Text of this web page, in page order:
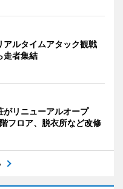
アルタイムアタック観戦
者集結
がリニューアルオープ
フロア、脱衣所など改修